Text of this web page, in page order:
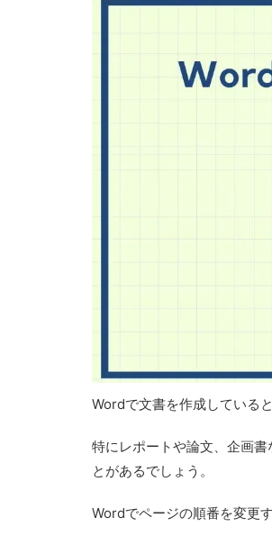
Wordで文書を作成している
特にレポートや論文、企画
とがあるでしょう。
Wordでページの順番を変更